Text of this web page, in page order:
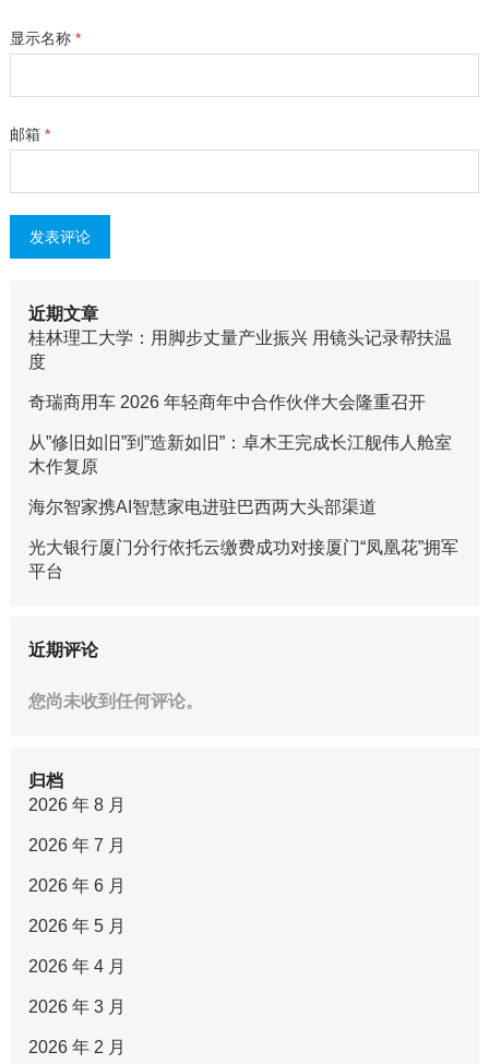
显示名称 *
邮箱 *
近期文章
桂林理工大学：用脚步丈量产业振兴 用镜头记录帮扶温
度
奇瑞商用车 2026 年轻商年中合作伙伴大会隆重召开
从”修旧如旧”到”造新如旧”：卓木王完成长江舰伟人舱室
木作复原
海尔智家携AI智慧家电进驻巴西两大头部渠道
光大银行厦门分行依托云缴费成功对接厦门“凤凰花”拥军
平台
近期评论
您尚未收到任何评论。
归档
2026 年 8 月
2026 年 7 月
2026 年 6 月
2026 年 5 月
2026 年 4 月
2026 年 3 月
2026 年 2 月